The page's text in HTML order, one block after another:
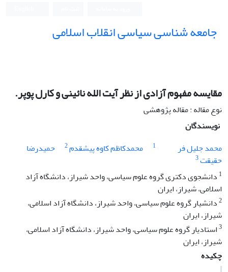
جامعه شناسی سیاسی انقلاب اسلامی
مقایسه مفهوم آزادی از نظر آیت الله نائینی و کارل پوپر.
نوع مقاله : مقاله پژوهشی
نویسندگان
محمد جلیل فر
1 محمدکاظم کاوه پیشقدم2
حمیدرضا
حقیقت3
1 دانشجوی دکتری گروه علوم سیاسی، واحد شیراز، دانشگاه آزاد
اسلامی، شیراز، ایران
2دانشیار گروه علوم سیاسی، واحد شیراز، دانشگاه آزاد اسلامی،
شیراز، ایران
3استادیار گروه علوم سیاسی، واحد شیراز، دانشگاه آزاد اسلامی،
شیراز، ایران
چکیده